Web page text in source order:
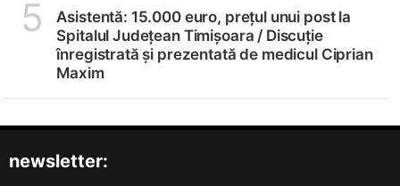
5
Asistentă: 15.000 euro, prețul unui post la
Spitalul Județean Timișoara / Discuție
înregistrată și prezentată de medicul Ciprian
Maxim
newsletter: